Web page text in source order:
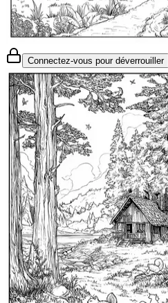
Connectez-vous pour déverrouiller